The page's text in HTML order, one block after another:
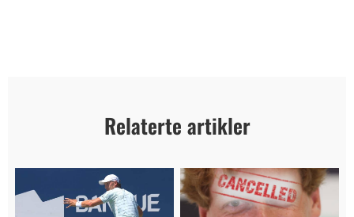
Relaterte artikler